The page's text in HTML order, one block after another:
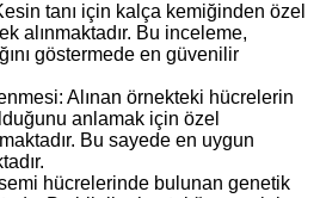
tanı için kalça kemiğinden özel
alınmaktadır. Bu inceleme,
göstermede en güvenilir
Alınan örnekteki hücrelerin
anlamak için özel
Bu sayede en uygun
hücrelerinde bulunan genetik